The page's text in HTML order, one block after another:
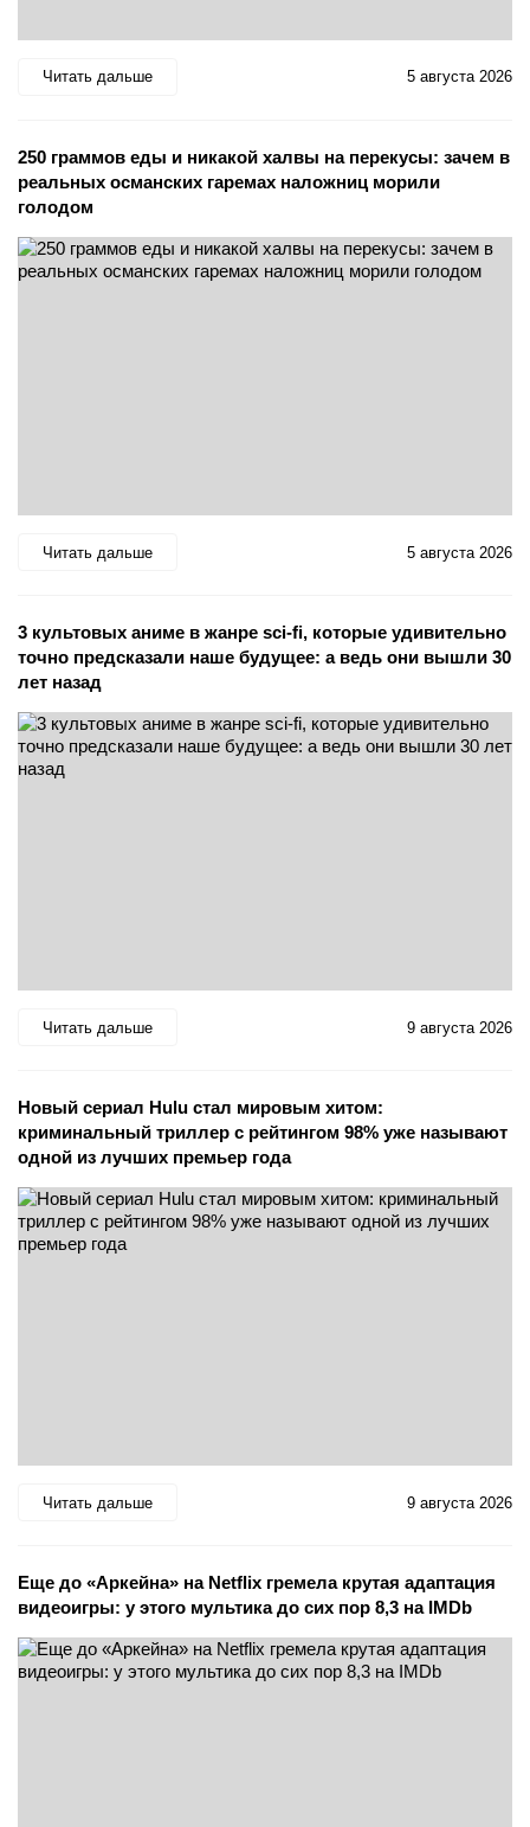
Читать дальше 5 августа 2026
250 граммов еды и никакой халвы на перекусы: зачем в
реальных османских гаремах наложниц морили
голодом
Читать дальше 5 августа 2026
3 культовых аниме в жанре sci-fi, которые удивительно
точно предсказали наше будущее: а ведь они вышли 30
лет назад
Читать дальше 9 августа 2026
Новый сериал Hulu стал мировым хитом:
криминальный триллер с рейтингом 98% уже называют
одной из лучших премьер года
Читать дальше 9 августа 2026
Еще до «Аркейна» на Netflix гремела крутая адаптация
видеоигры: у этого мультика до сих пор 8,3 на IMDb